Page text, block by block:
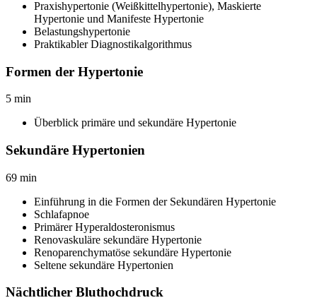
Praxishypertonie (Weißkittelhypertonie), Maskierte
Hypertonie und Manifeste Hypertonie
Belastungshypertonie
Praktikabler Diagnostikalgorithmus
Formen der Hypertonie
5 min
Überblick primäre und sekundäre Hypertonie
Sekundäre Hypertonien
69 min
Einführung in die Formen der Sekundären Hypertonie
Schlafapnoe
Primärer Hyperaldosteronismus
Renovaskuläre sekundäre Hypertonie
Renoparenchymatöse sekundäre Hypertonie
Seltene sekundäre Hypertonien
Nächtlicher Bluthochdruck